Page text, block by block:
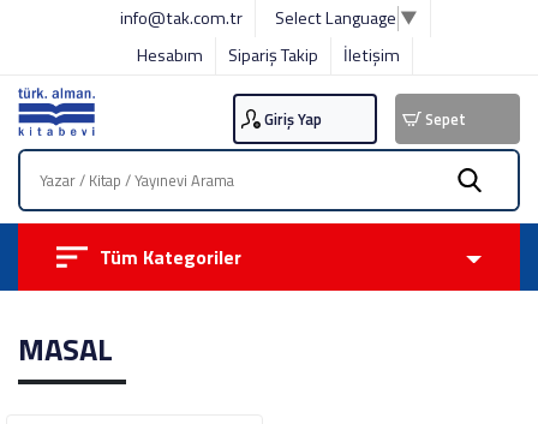
info@tak.com.tr Select Language ▼
Hesabım
Sipariş Takip İletişim
Giriş Yap Sepet
Tüm Kategoriler
MASAL